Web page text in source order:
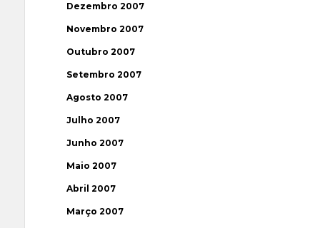
Dezembro 2007
Novembro 2007
Outubro 2007
Setembro 2007
Agosto 2007
Julho 2007
Junho 2007
Maio 2007
Abril 2007
Março 2007